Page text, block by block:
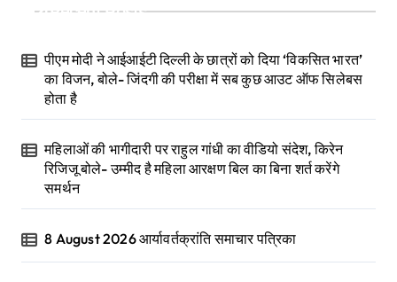
Recent Posts
पीएम मोदी ने आईआईटी दिल्ली के छात्रों को दिया ‘विकसित भारत’
का विजन, बोले- जिंदगी की परीक्षा में सब कुछ आउट ऑफ सिलेबस
होता है
महिलाओं की भागीदारी पर राहुल गांधी का वीडियो संदेश, किरेन
रिजिजू बोले- उम्मीद है महिला आरक्षण बिल का बिना शर्त करेंगे
समर्थन
8 August 2026 आर्यावर्तक्रांति समाचार पत्रिका